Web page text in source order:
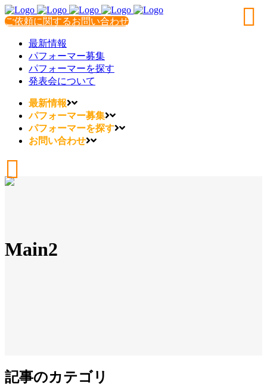
ご依頼に関するお問い合わせ
最新情報
パフォーマー募集
パフォーマーを探す
発表会について
最新情報
パフォーマー募集
パフォーマーを探す
お問い合わせ
Main2
記事のカテゴリ